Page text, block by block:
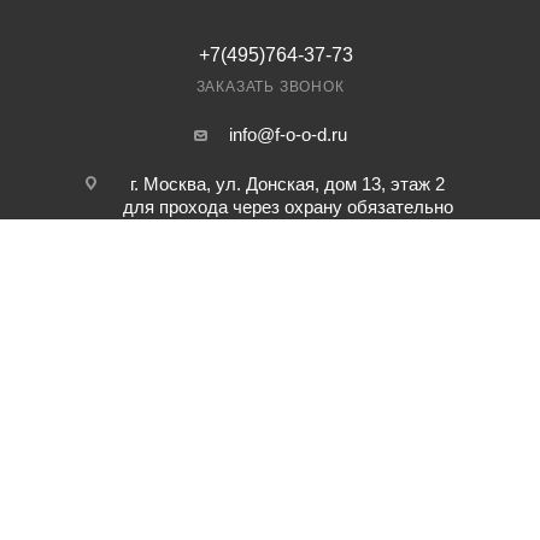
+7(495)764-37-73
ЗАКАЗАТЬ ЗВОНОК
info@f-o-o-d.ru
г. Москва, ул. Донская, дом 13, этаж 2
для прохода через охрану обязательно